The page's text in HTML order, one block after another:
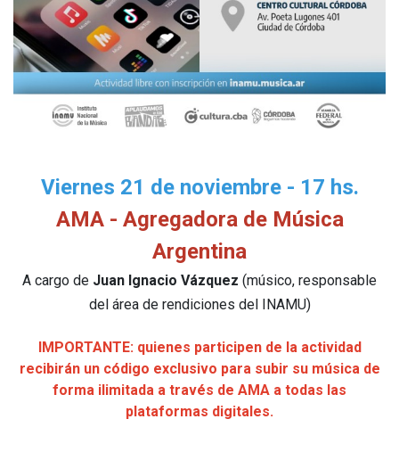
Viernes 21 de noviembre - 17 hs.
AMA - Agregadora de Música
Argentina
A cargo de Juan Ignacio Vázquez (músico, responsable
del área de rendiciones del INAMU)
IMPORTANTE: quienes participen de la actividad
recibirán un código exclusivo para subir su música de
forma ilimitada a través de AMA a todas las
plataformas digitales.